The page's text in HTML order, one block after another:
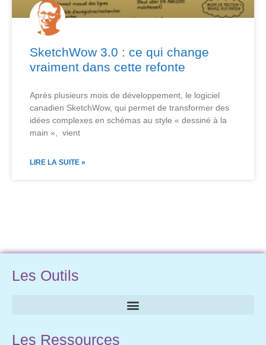
SketchWow 3.0 : ce qui change
vraiment dans cette refonte
Après plusieurs mois de développement, le logiciel
canadien SketchWow, qui permet de transformer des
idées complexes en schémas au style « dessiné à la
main », vient
LIRE LA SUITE »
Les Outils
Les Ressources